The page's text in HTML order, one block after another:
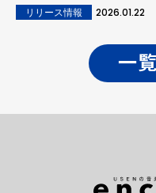
リリース情報 2026.01.22
一